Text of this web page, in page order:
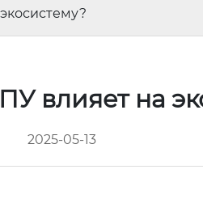
влияет на
2025-05-13